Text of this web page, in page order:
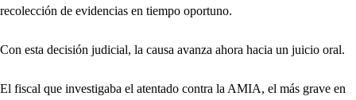
recolección de evidencias en tiempo oportuno.
Con esta decisión judicial, la causa avanza ahora hacia un juicio oral.
El fiscal que investigaba el atentado contra la AMIA, el más grave en